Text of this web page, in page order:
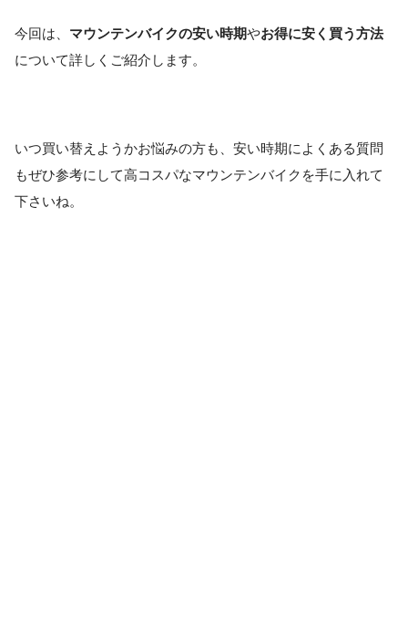
今回は、 マウンテンバイクの安い時期やお得に安く買う方法
について詳しくご紹介します。
いつ買い替えようかお悩みの方も、安い時期によくある質問
もぜひ参考にして高コスパなマウンテンバイクを手に入れて
下さいね。